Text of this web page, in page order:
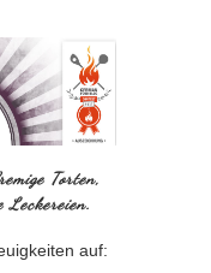
Torten,
auf: